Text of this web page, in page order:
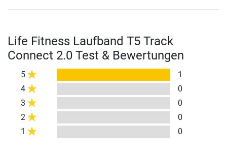
Life Fitness Laufband T5 Track
Connect 2.0 Test & Bewertungen
5
1
4
0
3
0
2
0
1
0